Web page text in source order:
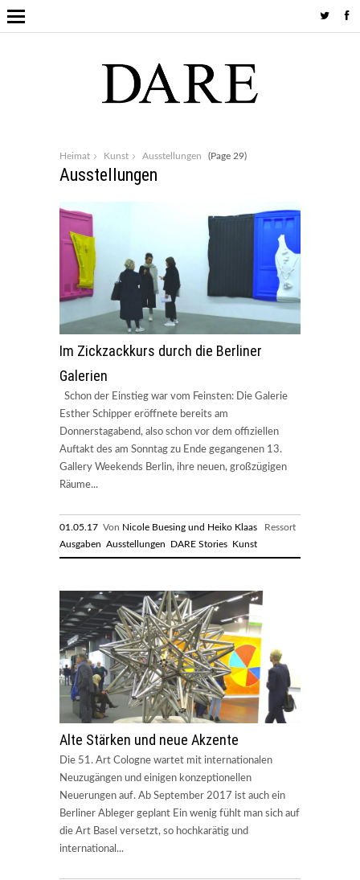
Heimat Kunst Ausstellungen (Page 29)
Ausstellungen
Im Zickzackkurs durch die Berliner
Galerien
Schon der Einstieg war vom Feinsten: Die Galerie
Esther Schipper eröffnete bereits am
Donnerstagabend, also schon vor dem offiziellen
Auftakt des am Sonntag zu Ende gegangenen 13.
Gallery Weekends Berlin, ihre neuen, großzügigen
Räume...
01.05.17 Von Nicole Buesing und Heiko Klaas Ressort
Ausgaben Ausstellungen DARE Stories Kunst
Alte Stärken und neue Akzente
Die 51. Art Cologne wartet mit internationalen
Neuzugängen und einigen konzeptionellen
Neuerungen auf. Ab September 2017 ist auch ein
Berliner Ableger geplant Ein wenig fühlt man sich auf
die Art Basel versetzt, so hochkarätig und
international...